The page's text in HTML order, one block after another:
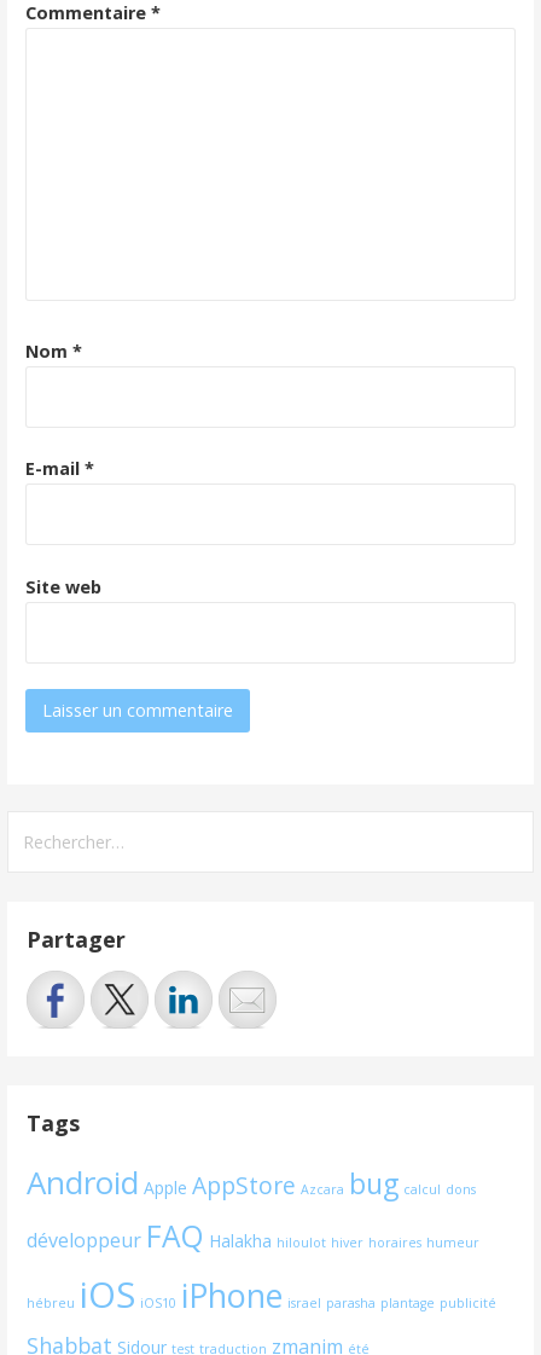
Commentaire *
Nom *
E-mail *
Site web
Partager
Tags
Android Apple AppStore Azcara bug calcul dons
développeur FAQ Halakha hiloulot hiver horaires humeur
hébreu iOS iOS10 iPhone israel parasha plantage publicité
Shabbat Sidour test traduction zmanim été